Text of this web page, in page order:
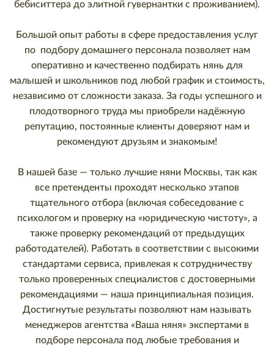
бебиситтера до элитной гувернантки с проживанием).
Большой опыт работы в сфере предоставления услуг
по подбору домашнего персонала позволяет нам
оперативно и качественно подбирать нянь для
малышей и школьников под любой график и стоимость,
независимо от сложности заказа. За годы успешного и
плодотворного труда мы приобрели надёжную
репутацию, постоянные клиенты доверяют нам и
рекомендуют друзьям и знакомым!
В нашей базе — только лучшие няни Москвы, так как
все претенденты проходят несколько этапов
тщательного отбора (включая собеседование с
психологом и проверку на «юридическую чистоту», а
также проверку рекомендаций от предыдущих
работодателей). Работать в соответствии с высокими
стандартами сервиса, привлекая к сотрудничеству
только проверенных специалистов с достоверными
рекомендациями — наша принципиальная позиция.
Достигнутые результаты позволяют нам называть
менеджеров агентства «Ваша няня» экспертами в
подборе персонала под любые требования и